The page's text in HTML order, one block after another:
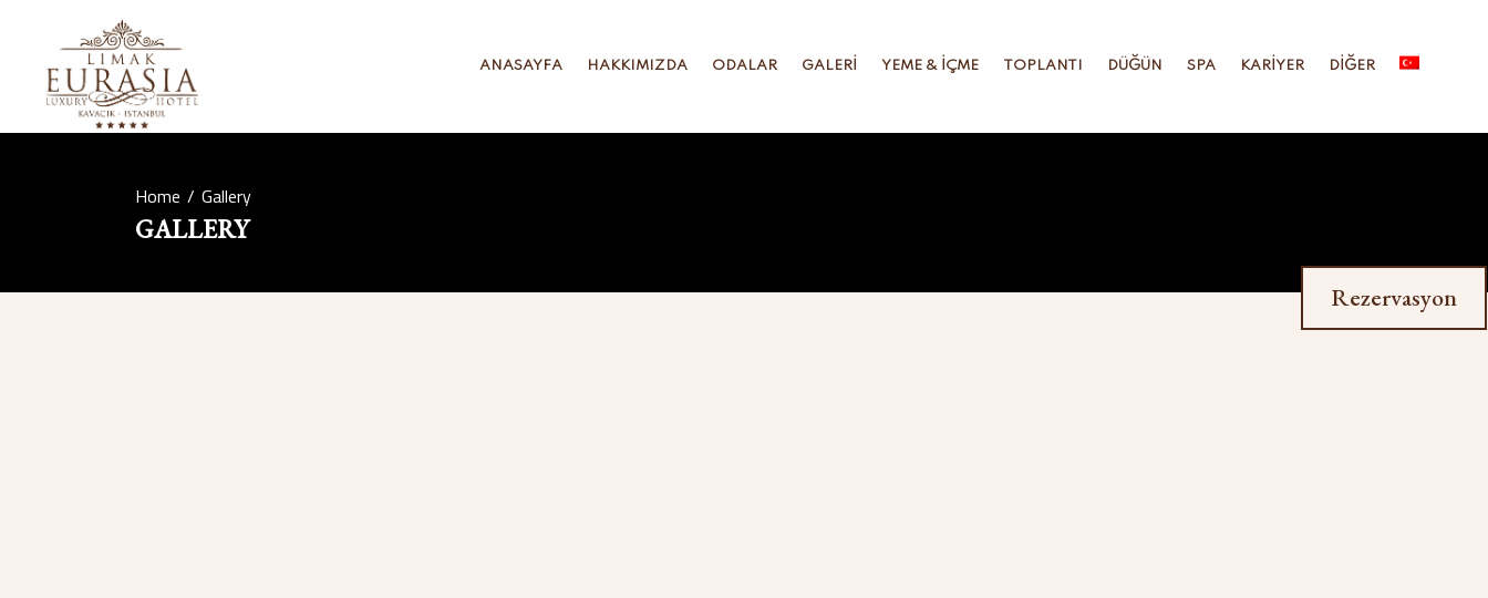
Rezervasyon
ANASAYFA HAKKIMIZDA ODALAR GALERI YEME & İÇME TOPLANTI DÜĞÜN SPA KARIYER DIĞER
Home/Gallery
GALLERY